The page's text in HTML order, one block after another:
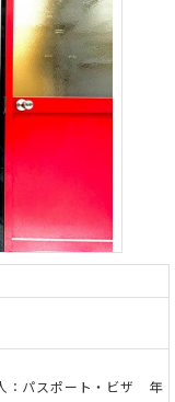
：パスポート・ビザ 年